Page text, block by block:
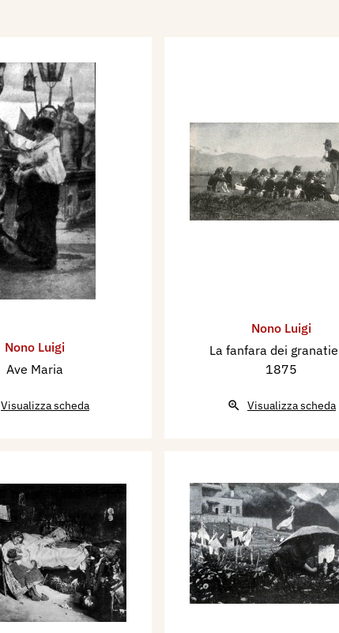
Nono Luigi
Ave Maria
Visualizza scheda
Nono Luigi
La fanfara dei
1875
Visualizza scheda